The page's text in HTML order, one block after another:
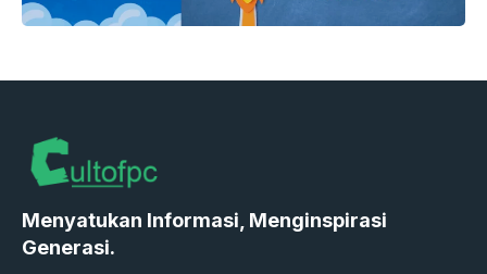
Menyatukan Informasi, Menginspirasi
Generasi.